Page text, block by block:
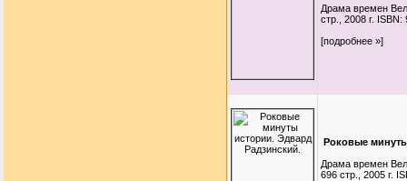
Драма времен
стр., 2008 г.
[подробнее »]
Роковые
Драма времен
696 стр., 2005 г.